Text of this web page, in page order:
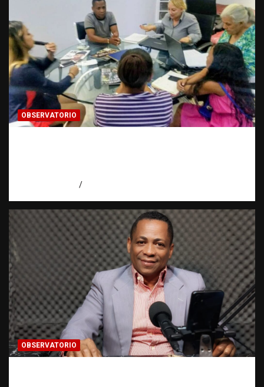
OBSERVATORIO
OBSERVATORIO